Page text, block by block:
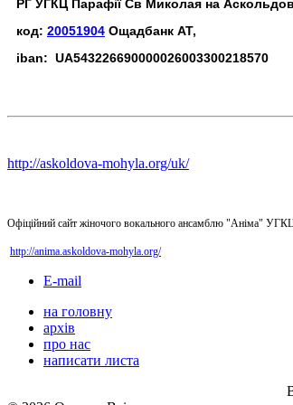
РГ УГКЦ Парафії Св Миколая на
код: 20051904 Ощадбанк АТ,
iban: UA543226690000026003300218570
http://askoldova-mohyla.org/uk/
Офіційний сайт жіночого вокального ансамблю "Аніма"
http://anima.askoldova-mohyla.org/
E-mail
на головну
архів
про нас
написати листа